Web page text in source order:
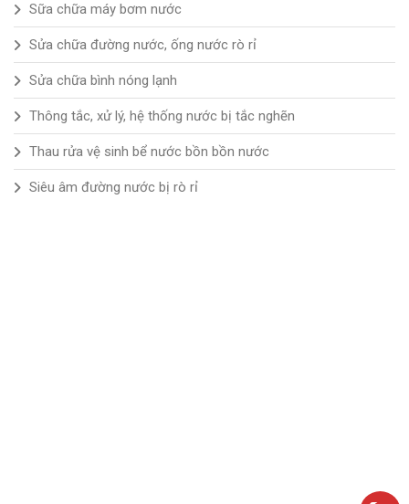
Sữa chữa máy bơm nước
Sửa chữa đường nước, ống nước rò rỉ
Sửa chữa bình nóng lạnh
Thông tắc, xử lý, hệ thống nước bị tắc nghẽn
Thau rửa vệ sinh bể nước bồn bồn nước
Siêu âm đường nước bị rò rỉ